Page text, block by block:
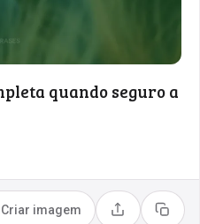
quando seguro a
Criar imagem Compartilhar
Copiar